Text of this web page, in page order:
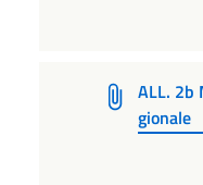
ALL. 2b
gionale